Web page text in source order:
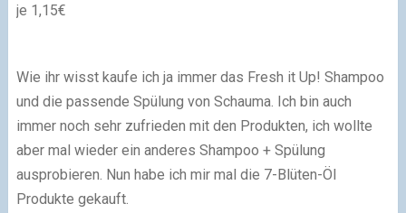
je 1,15€
Wie ihr wisst kaufe ich ja immer das Fresh it Up! Shampoo
und die passende Spülung von Schauma. Ich bin auch
immer noch sehr zufrieden mit den Produkten, ich wollte
aber mal wieder ein anderes Shampoo + Spülung
ausprobieren. Nun habe ich mir mal die 7-Blüten-Öl
Produkte gekauft.